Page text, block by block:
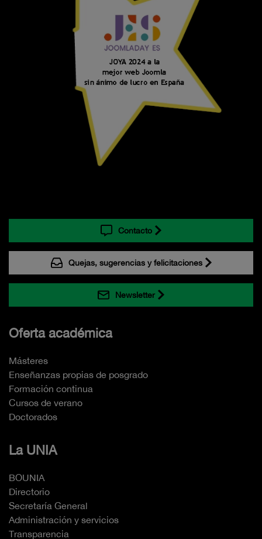
Contacto
Quejas, sugerencias y felicitaciones
Newsletter
Oferta académica
Másteres
Enseñanzas propias de posgrado
Formación continua
Cursos de verano
Doctorados
La UNIA
BOUNIA
Directorio
Secretaría General
Administración y servicios
Transparencia